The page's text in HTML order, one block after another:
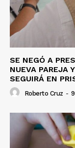
SE NEGÓ A
NUEVA PAREJA
SEGUIRÁ EN
Roberto Cruz -